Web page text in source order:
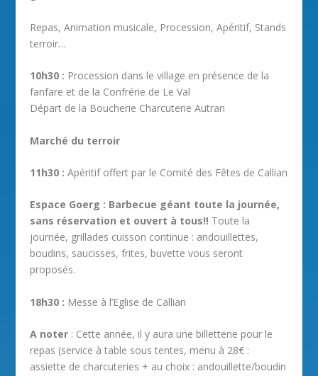
Repas, Animation musicale, Procession, Apéritif, Stands
terroir…
10h30 : Procession dans le village en présence de la
fanfare et de la Confrérie de Le Val
Départ de la Boucherie Charcuterie Autran
Marché du terroir
11h30 : Apéritif offert par le Comité des Fêtes de Callian
Espace Goerg : Barbecue géant toute la journée,
sans réservation et ouvert à tous‼️ Toute la
journée, grillades cuisson continue : andouillettes,
boudins, saucisses, frites, buvette vous seront
proposés.
18h30 : Messe à l’Eglise de Callian
A noter : Cette année, il y aura une billetterie pour le
repas (service à table sous tentes, menu à 28€ :
assiette de charcuteries + au choix : andouillette/boudin